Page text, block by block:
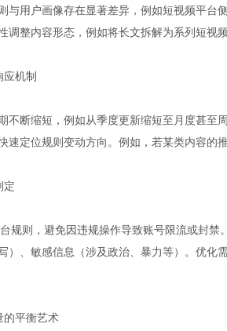
与用户画像存在显著差异，例如短视频平台
调整内容形态，例如将长文拆解为系列短视
机制
不断缩短，例如从季度更新缩短至月度甚至
速定位规则变动方向。例如，若某类内容的
定
规则，避免因违规操作导致账号限流或封
）、敏感信息（涉及政治、暴力等）。优
的平衡艺术